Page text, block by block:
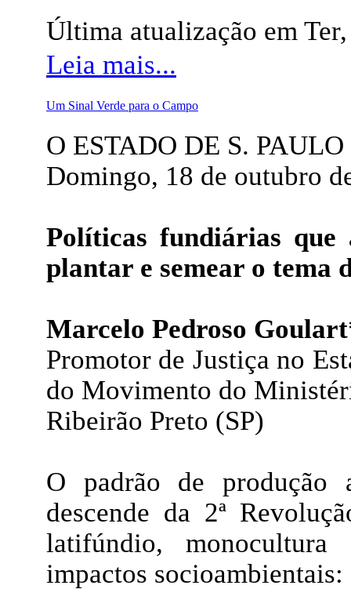
Última atualização em
Leia mais...
Um Sinal Verde para o Campo
O ESTADO DE S. PAULO
Domingo, 18 de outubro
Políticas fundiárias que
plantar e semear o tema
Marcelo Pedroso Goulart
Promotor de Justiça no
do Movimento do
Ribeirão Preto (SP)
O padrão de produção
descende da 2ª
latifúndio, monocultura
impactos